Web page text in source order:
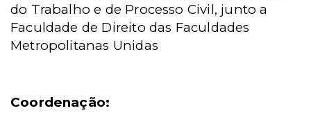
do Trabalho e de Processo Civil, junto a
Faculdade de Direito das Faculdades
Metropolitanas Unidas
Coordenação: